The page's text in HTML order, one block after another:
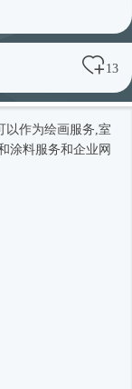
13
以作为绘画服务,室
涂料服务和企业网